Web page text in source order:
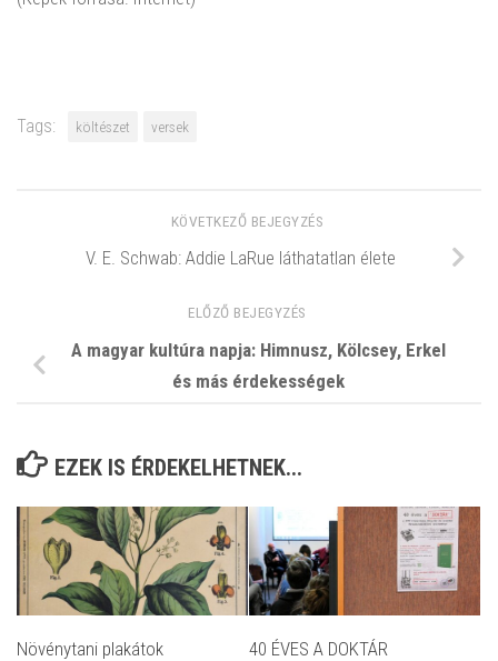
Tags: költészet versek
KÖVETKEZŐ BEJEGYZÉS
V. E. Schwab: Addie LaRue láthatatlan élete
ELŐZŐ BEJEGYZÉS
A magyar kultúra napja: Himnusz, Kölcsey, Erkel
és más érdekességek
EZEK IS ÉRDEKELHETNEK...
Növénytani plakátok
40 ÉVES A DOKTÁR